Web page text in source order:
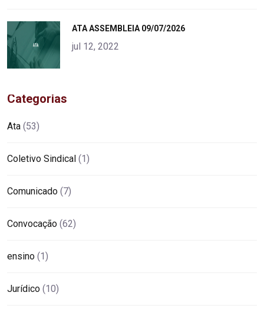
alt="product">
ATA ASSEMBLEIA 09/07/2026
jul 12, 2022
Categorias
Ata (53)
Coletivo Sindical (1)
Comunicado (7)
Convocação (62)
ensino (1)
Jurídico (10)